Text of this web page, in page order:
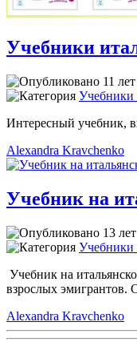
Учебники
11
Учебники
Интересный учебник,
Alexandra Kravchenko
Учебник на
13
Учебники
Учебник на
взрослых эмигрантов.
Alexandra Kravchenko